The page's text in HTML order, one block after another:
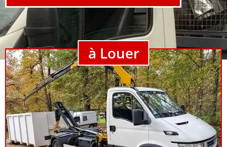
à Louer